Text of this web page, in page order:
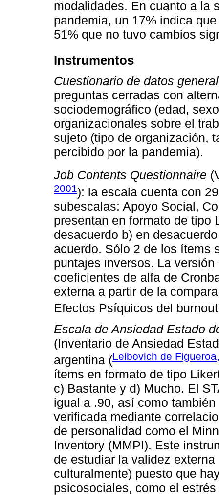
modalidades. En cuanto a la
pandemia, un 17% indica
51% que no tuvo cambios
Instrumentos
Cuestionario de datos
preguntas cerradas con
sociodemográfico (edad,
organizacionales sobre el
sujeto (tipo de organización,
percibido por la pandemia).
Job Contents Questionnaire
2001): la escala cuenta con
subescalas: Apoyo Social,
presentan en formato de tipo
desacuerdo b) en
acuerdo. Sólo 2 de los ítems
puntajes inversos. La
coeficientes de alfa de
externa a partir de la
Efectos Psíquicos del
Escala de Ansiedad Estado
(Inventario de Ansiedad
argentina (Leibovich de
ítems en formato de tipo
c) Bastante y d) Mucho. El
igual a .90, así como
verificada mediante
de personalidad como el
Inventory (MMPI). Este
de estudiar la validez
culturalmente) puesto que
psicosociales, como el